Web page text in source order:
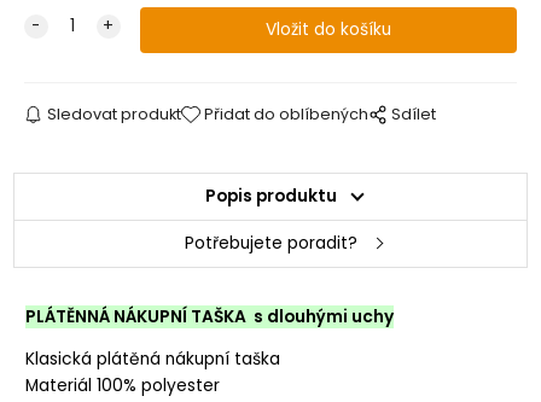
Sledovat produkt Přidat do oblíbených Sdílet
Popis produktu
Potřebujete poradit?
PLÁTĚNNÁ NÁKUPNÍ TAŠKA s dlouhými uchy
Klasická plátěná nákupní taška
Materiál 100% polyester